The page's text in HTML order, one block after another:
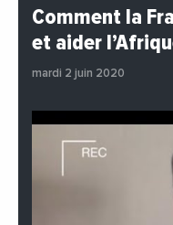
#Politique
Comment la
et aider
mardi 2 juin 2020